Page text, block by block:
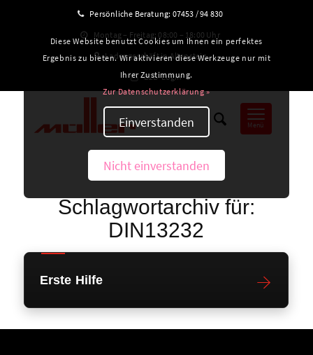
Persönliche Beratung: 07453 / 94 830
Montag – Freitag: 08:00 – 18:00 Uhr
Ladengeschäft in Altensteig
B2B-Login
Menü
Schlagwortarchiv für:
DIN13232
Erste Hilfe
Diese Website benutzt Cookies um Ihnen ein perfektes
Ergebnis zu bieten. Wir aktivieren diese Werkzeuge nur mit
Ihrer Zustimmung.
Zur Datenschutzerklärung »
Einverstanden
Nicht einverstanden